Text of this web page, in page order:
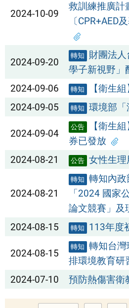
2024-10-09
救訓練推廣計
〔
2024-09-20
轉知
財團法
學子新視野」
2024-09-06 轉知 【衛生
2024-09-05 轉知 環境部
2024-09-04
公告
【衛生
券已發放
2024-08-21 公告 女性生
2024-08-21
轉知 轉知內
「2024 國家
論文競賽」及
2024-08-15 轉知 113年度
2024-08-15
轉知 轉知台
排環境教育研
2024-07-10 預防熱傷害衛